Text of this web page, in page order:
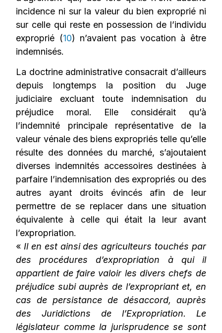
incidence ni sur la valeur du bien exproprié ni
sur celle qui reste en possession de l’individu
exproprié (10) n’avaient pas vocation à être
indemnisés.
La doctrine administrative consacrait d’ailleurs
depuis longtemps la position du Juge
judiciaire excluant toute indemnisation du
préjudice moral. Elle considérait qu’à
l’indemnité principale représentative de la
valeur vénale des biens expropriés telle qu’elle
résulte des données du marché, s’ajoutaient
diverses indemnités accessoires destinées à
parfaire l’indemnisation des expropriés ou des
autres ayant droits évincés afin de leur
permettre de se replacer dans une situation
équivalente à celle qui était la leur avant
l’expropriation.
« Il en est ainsi des agriculteurs touchés par
des procédures d’expropriation à qui il
appartient de faire valoir les divers chefs de
préjudice subi auprès de l’expropriant et, en
cas de persistance de désaccord, auprès
des Juridictions de l’Expropriation. Le
législateur comme la jurisprudence se sont